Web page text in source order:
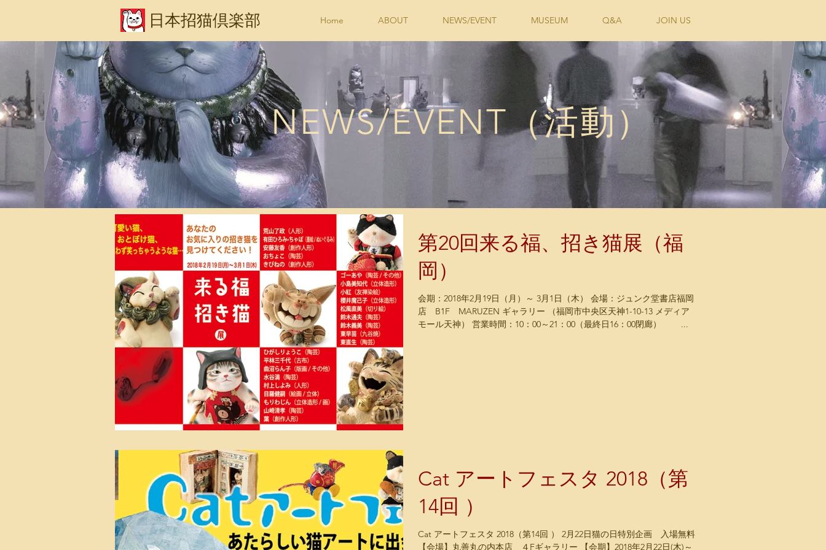
日本招猫倶楽部 Home ABOUT NEWS/EVENT MUSEUM Q&A JOIN US
NEWS/EVENT（活動）
第20回来る福、招き猫展（福
岡）
会期：2018年2月19日（月）～ 3月1日（木） 会場：ジュンク堂書店福岡
店 B1F MARUZEN ギャラリー （福岡市中央区天神1-10-13 メディア
モール天神） 営業時間：10：00～21：00（最終日16：00閉廊） ...
Cat アートフェスタ 2018（第
14回 ）
Cat アートフェスタ 2018（第14回 ） 2月22日猫の日特別企画 入場無料
【会場】丸善丸の内本店 ４Fギャラリー 【会期】2018年2月22日(木)～